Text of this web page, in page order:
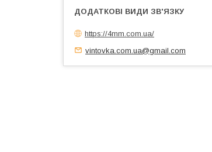
https://4mm.com.ua/
vintovka.com.ua@gmail.com